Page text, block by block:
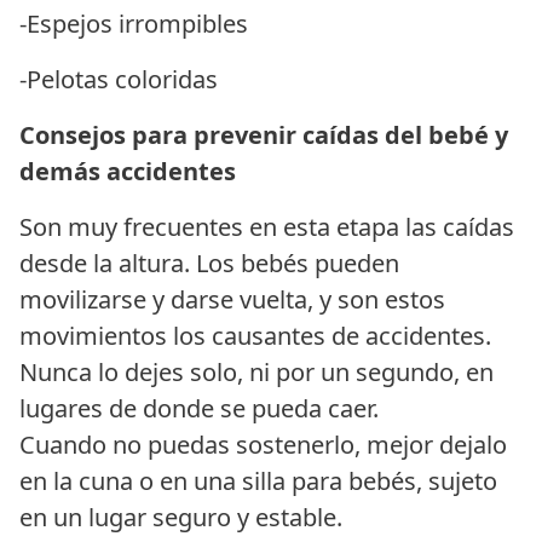
-Espejos irrompibles
-Pelotas coloridas
Consejos para prevenir caídas del bebé y
demás accidentes
Son muy frecuentes en esta etapa las caídas
desde la altura. Los bebés pueden
movilizarse y darse vuelta, y son estos
movimientos los causantes de accidentes.
Nunca lo dejes solo, ni por un segundo, en
lugares de donde se pueda caer.
Cuando no puedas sostenerlo, mejor dejalo
en la cuna o en una silla para bebés, sujeto
en un lugar seguro y estable.